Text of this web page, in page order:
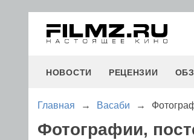
НОВОСТИ РЕЦЕНЗИИ
Главная → Васаби →
Фотографии,